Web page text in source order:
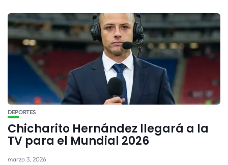
DEPORTES
Chicharito Hernández llegará a la
TV para el Mundial 2026
marzo 3, 2026